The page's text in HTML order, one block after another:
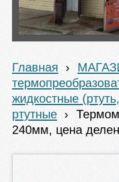
Главная ›
жидкостные
ртутные ›
240мм, цена